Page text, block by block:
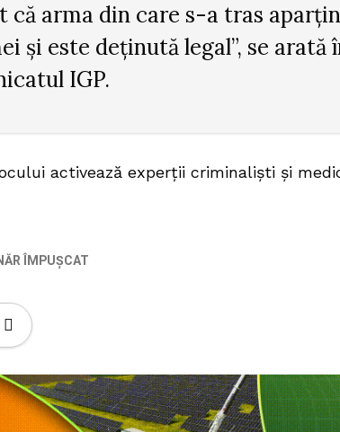
că arma din care s-a tras
și este deținută legal”, se arată
IGP.
activează experții criminaliști și
ÎMPUȘCAT